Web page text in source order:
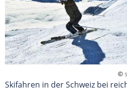
©
Skifahren in der Schweiz bei